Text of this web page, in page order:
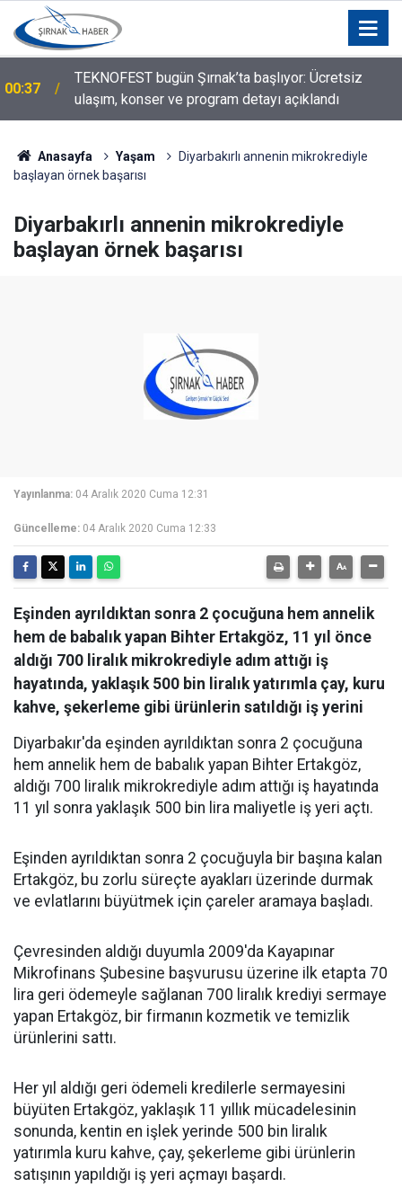
00:23
Silopi Belediyesi'nden Sınır Değişikliği Açıklaması:
O Mahalleler İçin Karar Verildi!
Anasayfa Yaşam
Diyarbakırlı annenin mikrokrediyle
başlayan örnek başarısı
Diyarbakırlı annenin mikrokrediyle
başlayan örnek başarısı
Yayınlanma: 04 Aralık 2020 Cuma 12:31
Güncelleme: 04 Aralık 2020 Cuma 12:33
Eşinden ayrıldıktan sonra 2 çocuğuna hem annelik
hem de babalık yapan Bihter Ertakgöz, 11 yıl önce
aldığı 700 liralık mikrokrediyle adım attığı iş
hayatında, yaklaşık 500 bin liralık yatırımla çay, kuru
kahve, şekerleme gibi ürünlerin satıldığı iş yerini
Diyarbakır'da eşinden ayrıldıktan sonra 2 çocuğuna
hem annelik hem de babalık yapan Bihter Ertakgöz,
aldığı 700 liralık mikrokrediyle adım attığı iş hayatında
11 yıl sonra yaklaşık 500 bin lira maliyetle iş yeri açtı.
Eşinden ayrıldıktan sonra 2 çocuğuyla bir başına kalan
Ertakgöz, bu zorlu süreçte ayakları üzerinde durmak
ve evlatlarını büyütmek için çareler aramaya başladı.
Çevresinden aldığı duyumla 2009'da Kayapınar
Mikrofinans Şubesine başvurusu üzerine ilk etapta 70
lira geri ödemeyle sağlanan 700 liralık krediyi sermaye
yapan Ertakgöz, bir firmanın kozmetik ve temizlik
ürünlerini sattı.
Her yıl aldığı geri ödemeli kredilerle sermayesini
büyüten Ertakgöz, yaklaşık 11 yıllık mücadelesinin
sonunda, kentin en işlek yerinde 500 bin liralık
yatırımla kuru kahve, çay, şekerleme gibi ürünlerin
satışının yapıldığı iş yeri açmayı başardı.